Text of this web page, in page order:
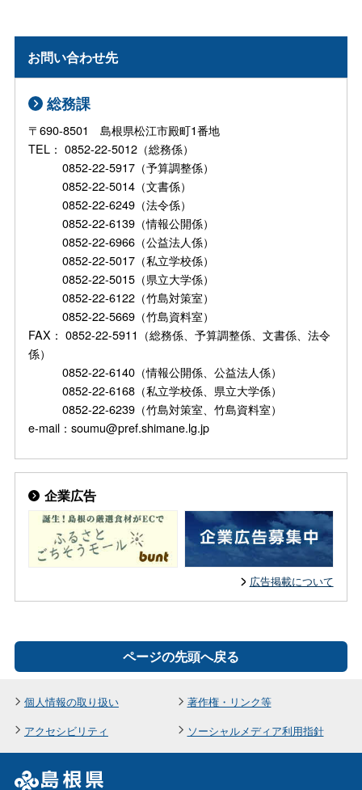
お問い合わせ先
総務課
〒690-8501 島根県松江市殿町1番地
TEL： 0852-22-5012（総務係）
0852-22-5917（予算調整係）
0852-22-5014（文書係）
0852-22-6249（法令係）
0852-22-6139（情報公開係）
0852-22-6966（公益法人係）
0852-22-5017（私立学校係）
0852-22-5015（県立大学係）
0852-22-6122（竹島対策室）
0852-22-5669（竹島資料室）
FAX： 0852-22-5911（総務係、予算調整係、文書係、法令
係）
0852-22-6140（情報公開係、公益法人係）
0852-22-6168（私立学校係、県立大学係）
0852-22-6239（竹島対策室、竹島資料室）
e-mail：soumu@pref.shimane.lg.jp
企業広告
広告掲載について
ページの先頭へ戻る
個人情報の取り扱い
著作権・リンク等
アクセシビリティ
ソーシャルメディア利用指針